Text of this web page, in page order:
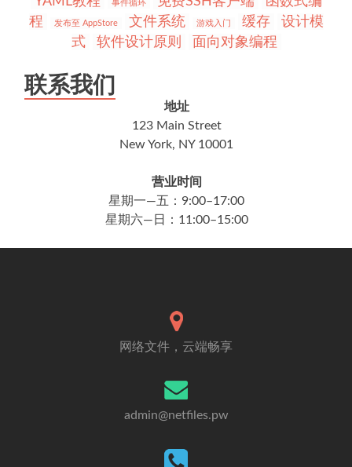
事件循环
程
发布至 AppStore 文件系统 游戏入门 缓存
设计模
式
软件设计原则 面向对象编程
联系我们
地址
123 Main Street
New York, NY 10001
营业时间
星期一—五：9:00–17:00
星期六—日：11:00–15:00
网络文件，云端畅享
admin@netfiles.pw